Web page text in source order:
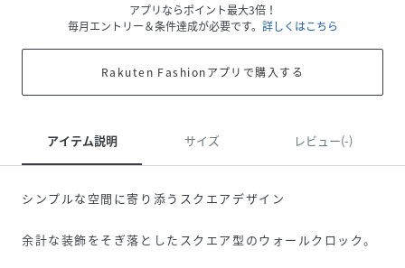
アプリならポイント最大3倍！
毎月エントリー＆条件達成が必要です。 詳しくはこちら
Rakuten Fashionアプリで購入する
アイテム説明 サイズ レビュー(-)
シンプルな空間に寄り添うスクエアデザイン
余計な装飾をそぎ落としたスクエア型のウォールクロック。